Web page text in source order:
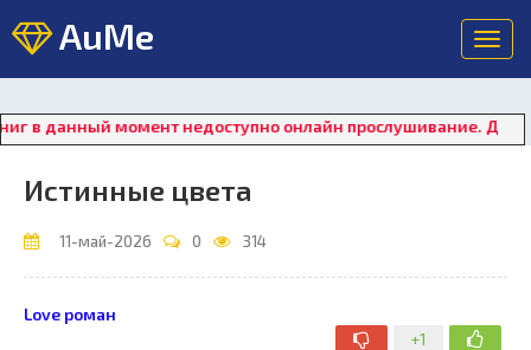
AuMe
момент недоступно онлайн прослушивание. Для
Истинные цвета
11-май-2026 0 314
+1
Love роман